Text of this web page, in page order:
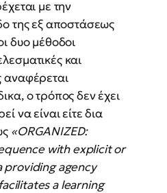
με την
της εξ αποστάσεως
δυο μέθοδοι
και
αναφέρεται
ο τρόπος δεν έχει
να είναι είτε δια
«ORGANIZED:
with explicit or
providing agency
a learning